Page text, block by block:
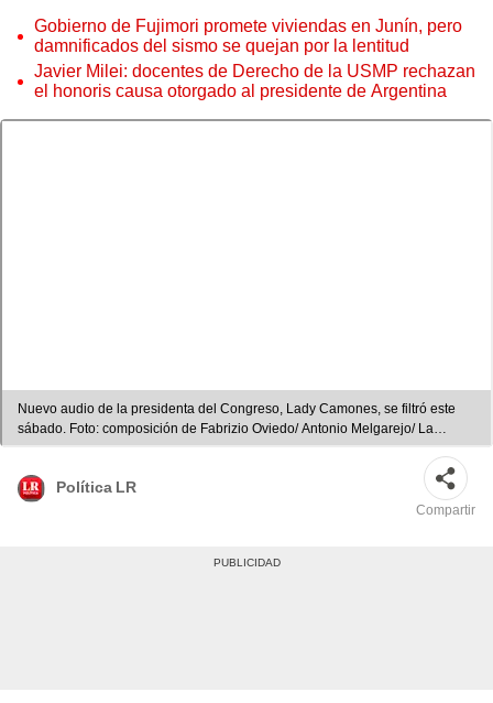
Gobierno de Fujimori promete viviendas en Junín, pero
damnificados del sismo se quejan por la lentitud
Javier Milei: docentes de Derecho de la USMP rechazan
el honoris causa otorgado al presidente de Argentina
Nuevo audio de la presidenta del Congreso, Lady Camones, se filtró este
sábado. Foto: composición de Fabrizio Oviedo/ Antonio Melgarejo/ La
República
Política LR
Compartir